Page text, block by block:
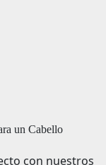
un Cabello
con nuestros